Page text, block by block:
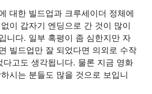
대한 빌드업과 크루세이더 정체에
이 갑자기 엔딩으로 간 것이 많이
니다. 일부 혹평이 좀 심한지만 자
빌드업만 잘 되었다면 의외로 수작
다고도 생각됩니다. 물론 지금 영화
시는 분들도 많을 것으로 보입니